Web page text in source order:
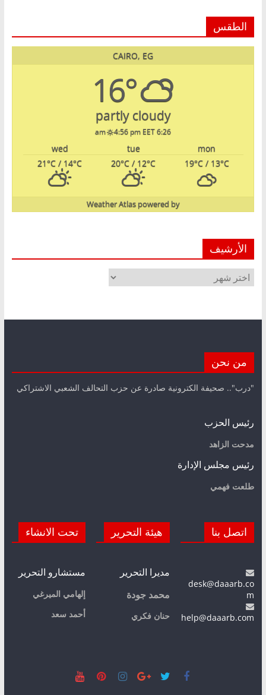
الطقس
CAIRO, EG
16°
partly cloudy
6:26 am
4:56 pm EET
mon
tue
wed
19°C/ 13°C
20°C / 12°C
21°C / 14°C
powered by
Weather Atlas
الأرشيف
الأرشيف
من نحن
"درب".. صحيفة الكترونية صادرة عن حزب التحالف الشعبي الاشتراكي
رئيس الحزب
مدحت الزاهد
رئيس مجلس الإدارة
طلعت فهمي
اتصل بنا
desk@daaarb.co
m
help@daaarb.com
هيئة التحرير
مديرا التحرير
محمد جودة
حنان فكري
تحت الانشاء
مستشارو التحرير
إلهامي الميرغي
أحمد سعد